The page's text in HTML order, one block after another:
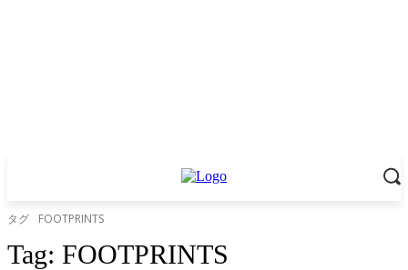
タグ FOOTPRINTS
Tag: FOOTPRINTS